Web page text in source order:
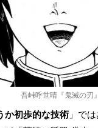
吾峠呼世晴『鬼滅の刃
か初歩的な技術」で